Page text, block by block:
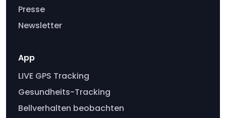
Presse
Newsletter
App
LIVE GPS Tracking
Gesundheits-Tracking
Bellverhalten beobachten